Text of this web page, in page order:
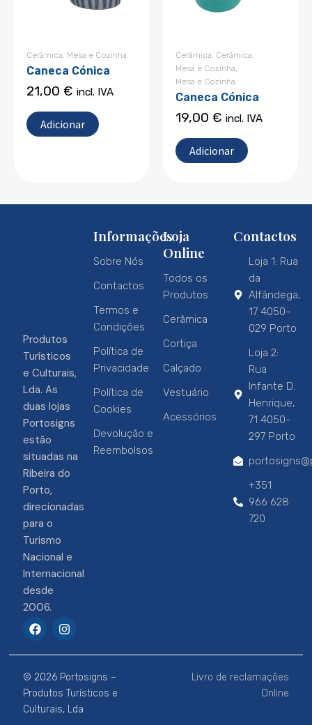
Cerâmica, Mesa e Cozinha
Caneca Cónica
21,00 € incl. IVA
Adicionar
Cerâmica, Cerâmica,
Mesa e Cozinha,
Mesa e Cozinha
Caneca Cónica
19,00 € incl. IVA
Adicionar
Produtos
Turísticos
e Culturais,
Lda. As
duas lojas
Portosigns
estão
situadas na
Ribeira do
Porto,
direcionadas
para o
Turismo
Nacional e
Internacional
desde
2006.
F
a
e
b
o
o
k
I
n
t
a
g
r
a
m
Informações
Sobre Nós
Contactos
Termos e
Condições
Política de
Privacidade
Política de
Cookies
Devolução e
Reembolsos
Loja
Online
Todos os
Produtos
Cerâmica
Cortiça
Calçado
Vestuário
Acessórios
Contactos
Loja 1: Rua
da
Alfândega,
17 4050-
029 Porto
Loja 2:
Rua
Infante D.
Henrique,
71 4050-
297 Porto
+351
966 628
720
© 2026 Portosigns –
Produtos Turísticos e
Culturais, Lda
Livro de reclamações
Online